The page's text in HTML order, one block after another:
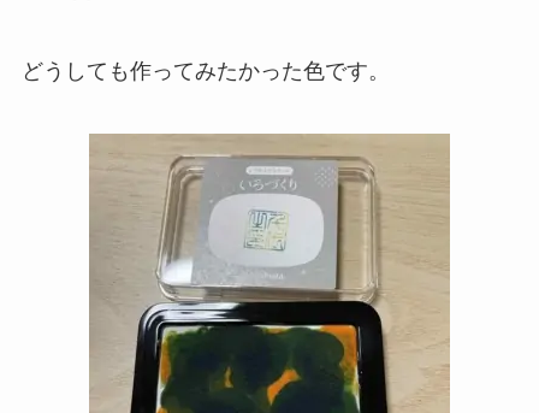
どうしても作ってみたかった色です。